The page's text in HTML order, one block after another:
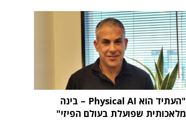
"העתיד הוא Physical AI – בינה
מלאכותית שפועלת בעולם הפיזי"